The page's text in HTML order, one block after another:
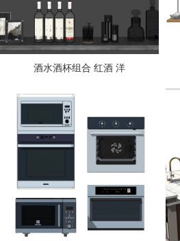
酒水酒杯组合 红酒 洋